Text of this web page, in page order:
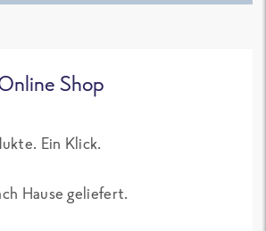
Shop
Ein Klick.
Hause geliefert.